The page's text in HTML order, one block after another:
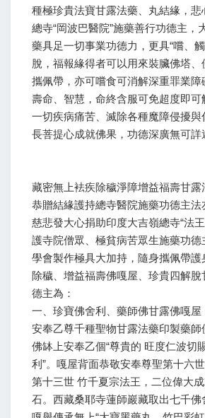
種極珍貴法寶甘露法藥、丸結緣，悲
總寺“岡波巴醫院”施藥善行功德主，
藥具足一切事業功德力，更具“嚐、
脫，福報緣得者可以用來裝臟佛塔、
攜佩帶，亦可嚐食可消解深重罪業障
壽命、智慧，命終含服可免超度即
一切疾病痛苦、滅除各種魔障侵擾
長菩提心成就佛果，功德深廣無可詳
藏密無上袪疾除穢淨障增益福壽甘露
恭贈結緣護持總寺醫院施藥功德主法
慈悲發大心捐助印度大吉嶺總寺“法
護寺院僧眾、極貧病苦眾生施藥功
學會製作極具大加持，隨身攜佩帶護
除穢、增益福壽佛嘎屋、珍貴四解脫
德主為：
一、珍寶佛舍利、藥師佛甘露佛嘎屋
安奉乙尊千種聖物甘露法藥印製藥師
佛缽上安奉乙個“尊貴的 旺度仁波切
利”。嘎屋背面恭敬安奉尊聖第十六
第十三世 竹千夏宗法王，二位偉大
石。西藏桑耶寺蓮師巖藏取出七千佛